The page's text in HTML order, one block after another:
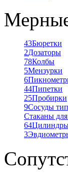
43Бюретки
2Дозаторы
78Колбы
5Мензурки
6
44Пипетки
25Пробирки
9Сосуды
Стаканы
64
3